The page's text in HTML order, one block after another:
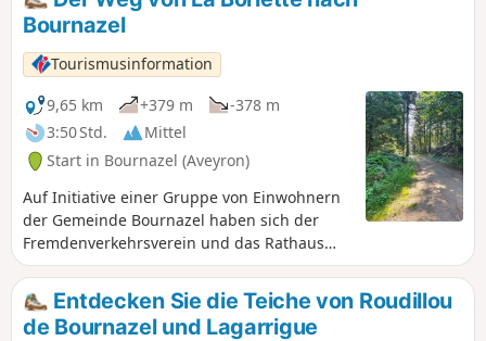
Bournazel
Tourismusinformation
9,65 km
+379 m
-378 m
3:50 Std.
Mittel
Start in Bournazel (Aveyron)
Auf Initiative einer Gruppe von Einwohnern
der Gemeinde Bournazel haben sich der
Fremdenverkehrsverein und das Rathaus
von Bournazel zusammengeschlossen, um
umfangreiche Arbeiten zur Wiedereröffnung
und Instandhaltung von Feldwegen
durchzuführen, damit diese für
Entdecken Sie die Teiche von Roudillou
de Bournazel und Lagarrigue